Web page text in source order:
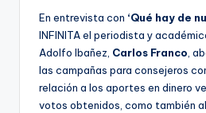
C
En entrevista con ‘Qué hay de
INFINITA el periodista y
Adolfo Ibañez, Carlos Franco ,
las campañas para consejeros
relación a los aportes en dinero
votos obtenidos, como también